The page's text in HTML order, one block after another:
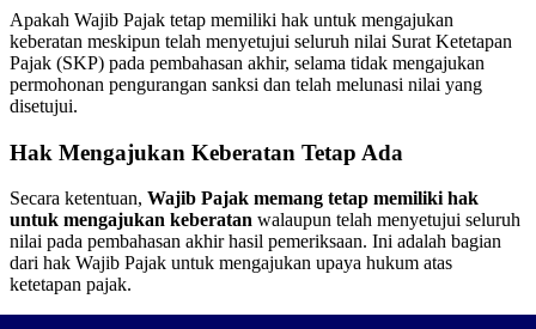
Apakah Wajib Pajak tetap memiliki hak untuk mengajukan
keberatan meskipun telah menyetujui seluruh nilai Surat Ketetapan
Pajak (SKP) pada pembahasan akhir, selama tidak mengajukan
permohonan pengurangan sanksi dan telah melunasi nilai yang
disetujui.
Hak Mengajukan Keberatan Tetap Ada
Secara ketentuan, Wajib Pajak memang tetap memiliki hak
untuk mengajukan keberatan walaupun telah menyetujui seluruh
nilai pada pembahasan akhir hasil pemeriksaan. Ini adalah bagian
dari hak Wajib Pajak untuk mengajukan upaya hukum atas
ketetapan pajak.